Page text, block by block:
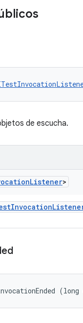
de escucha.
Listener>
Invocation
(long